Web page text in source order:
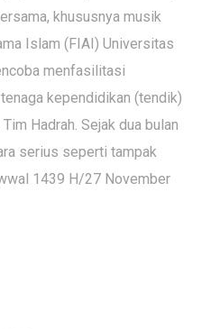
khususnya musik
Islam (FIAI) Universitas
menfasilitasi
kependidikan (tendik)
Hadrah. Sejak dua bulan
serius seperti tampak
1439 H/27 November